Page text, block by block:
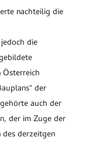
nachteilig die
die
der
auch der
der im Zuge der
derzeitgen